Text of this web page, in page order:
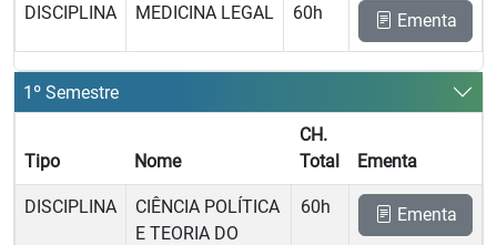
DISCIPLINA MEDICINA LEGAL 60h Ementa
1º Semestre
Tipo Nome
CH.
Total
Ementa
DISCIPLINA
CIÊNCIA POLÍTICA
E TEORIA DO
60h Ementa